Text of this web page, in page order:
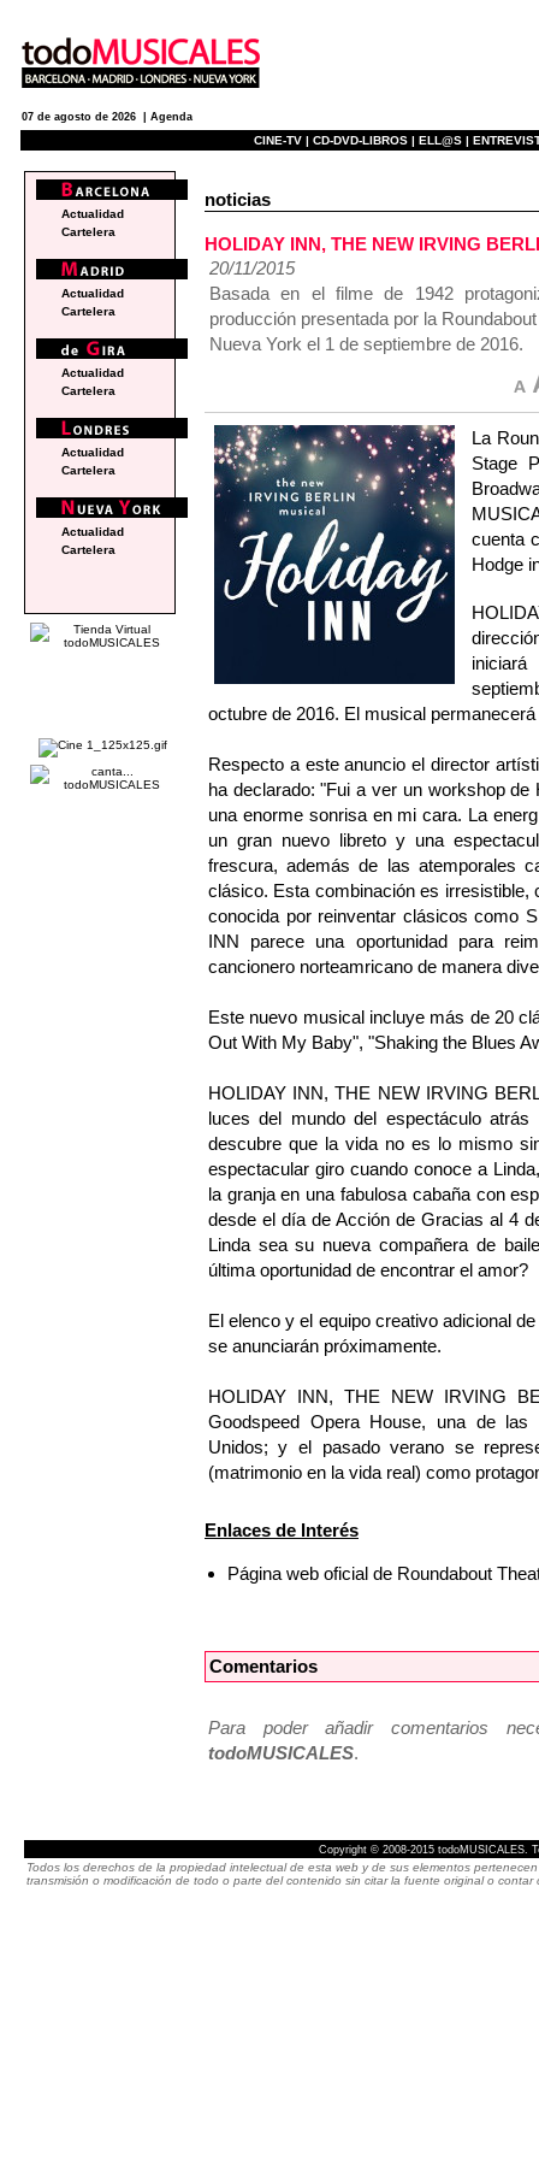
07 de agosto de 2026 | Agenda
CINE-TV | CD-DVD-LIBROS | ELL@S |
noticias
HOLIDAY INN, THE NEW IRVING
20/11/2015
Basada en el filme de 1942
producción presentada por la
Nueva York el 1 de septiembre de 2016.
La
Stage
cuenta
Hodge
octubre de 2016. El musical
Respecto a este anuncio el director
ha declarado: "Fui a ver un workshop
una enorme sonrisa en mi cara. La
un gran nuevo libreto y una
frescura, además de las atemporales
clásico. Esta combinación es irresistible,
conocida por reinventar clásicos como
INN parece una oportunidad para
cancionero norteamricano de manera
Este nuevo musical incluye más de 20
Out With My Baby", "Shaking the Blues
HOLIDAY INN, THE NEW IRVING
luces del mundo del espectáculo
descubre que la vida no es lo mismo
espectacular giro cuando conoce a
la granja en una fabulosa cabaña con
desde el día de Acción de Gracias al 4
Linda sea su nueva compañera de
última oportunidad de encontrar el amor?
El elenco y el equipo creativo adicional
se anunciarán próximamente.
HOLIDAY INN, THE NEW IRVING
Goodspeed Opera House, una de las
Unidos; y el pasado verano se
(matrimonio en la vida real) como
Enlaces de Interés
Página web oficial de Roundabout
Comentarios
Para poder añadir comentarios
todoMUSICALES.
Actualidad
Cartelera
Actualidad
Cartelera
Actualidad
Cartelera
Actualidad
Cartelera
Actualidad
Cartelera
Copyright © 2008-2015 todoMUSICALES.
Todos los derechos de la propiedad intelectual de esta web y de sus elementos
transmisión o modificación de todo o parte del contenido sin citar la fuente original o